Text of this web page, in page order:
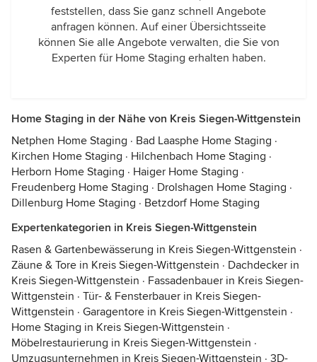
feststellen, dass Sie ganz schnell Angebote
anfragen können. Auf einer Übersichtsseite
können Sie alle Angebote verwalten, die Sie von
Experten für Home Staging erhalten haben.
Home Staging in der Nähe von Kreis Siegen-Wittgenstein
Netphen Home Staging · Bad Laasphe Home Staging ·
Kirchen Home Staging · Hilchenbach Home Staging ·
Herborn Home Staging · Haiger Home Staging ·
Freudenberg Home Staging · Drolshagen Home Staging ·
Dillenburg Home Staging · Betzdorf Home Staging
Expertenkategorien in Kreis Siegen-Wittgenstein
Rasen & Gartenbewässerung in Kreis Siegen-Wittgenstein ·
Zäune & Tore in Kreis Siegen-Wittgenstein · Dachdecker in
Kreis Siegen-Wittgenstein · Fassadenbauer in Kreis Siegen-
Wittgenstein · Tür- & Fensterbauer in Kreis Siegen-
Wittgenstein · Garagentore in Kreis Siegen-Wittgenstein ·
Home Staging in Kreis Siegen-Wittgenstein ·
Möbelrestaurierung in Kreis Siegen-Wittgenstein ·
Umzugsunternehmen in Kreis Siegen-Wittgenstein · 3D-